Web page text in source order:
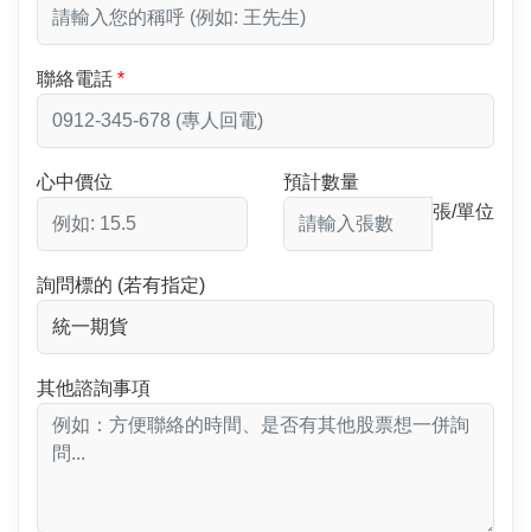
聯絡電話
心中價位
預計數量
張/單位
詢問標的 (若有指定)
其他諮詢事項